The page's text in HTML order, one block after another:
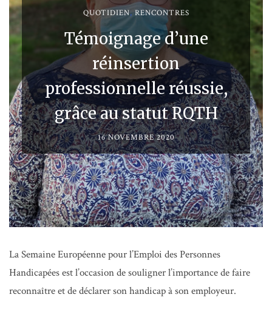
QUOTIDIEN, RENCONTRES
Témoignage d’une
réinsertion
professionnelle réussie,
grâce au statut RQTH
16 NOVEMBRE 2020
La Semaine Européenne pour l’Emploi des Personnes
Handicapées est l’occasion de souligner l’importance de faire
reconnaître et de déclarer son handicap à son employeur.